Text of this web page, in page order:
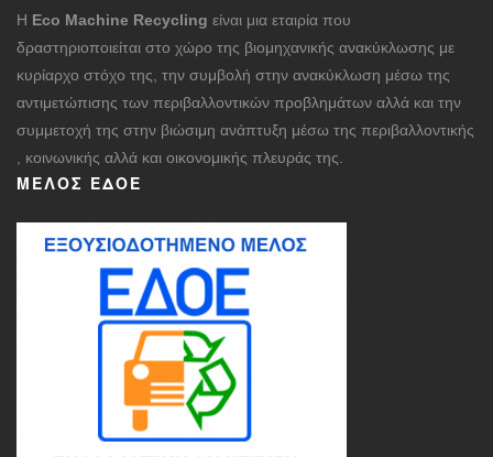
Η Eco Machine Recycling είναι μια εταιρία που
δραστηριοποιείται στο χώρο της βιομηχανικής ανακύκλωσης με
κυρίαρχο στόχο της, την συμβολή στην ανακύκλωση μέσω της
αντιμετώπισης των περιβαλλοντικών προβλημάτων αλλά και την
συμμετοχή της στην βιώσιμη ανάπτυξη μέσω της περιβαλλοντικής
, κοινωνικής αλλά και οικονομικής πλευράς της.
ΜΈΛΟΣ ΕΔΟΕ